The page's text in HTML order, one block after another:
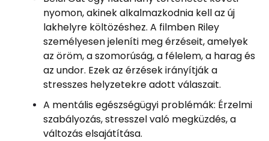
nyomon, akinek alkalmazkodnia kell az új
lakhelyre költözéshez. A filmben Riley
személyesen jeleníti meg érzéseit, amelyek
az öröm, a szomorúság, a félelem, a harag és
az undor. Ezek az érzések irányítják a
stresszes helyzetekre adott válaszait.
A mentális egészségügyi problémák: Érzelmi
szabályozás, stresszel való megküzdés, a
változás elsajátítása.